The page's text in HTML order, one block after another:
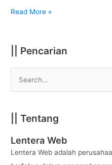
Read More »
|| Pencarian
r
c
h
|| Tentang
Lentera Web
Lentera Web adalah